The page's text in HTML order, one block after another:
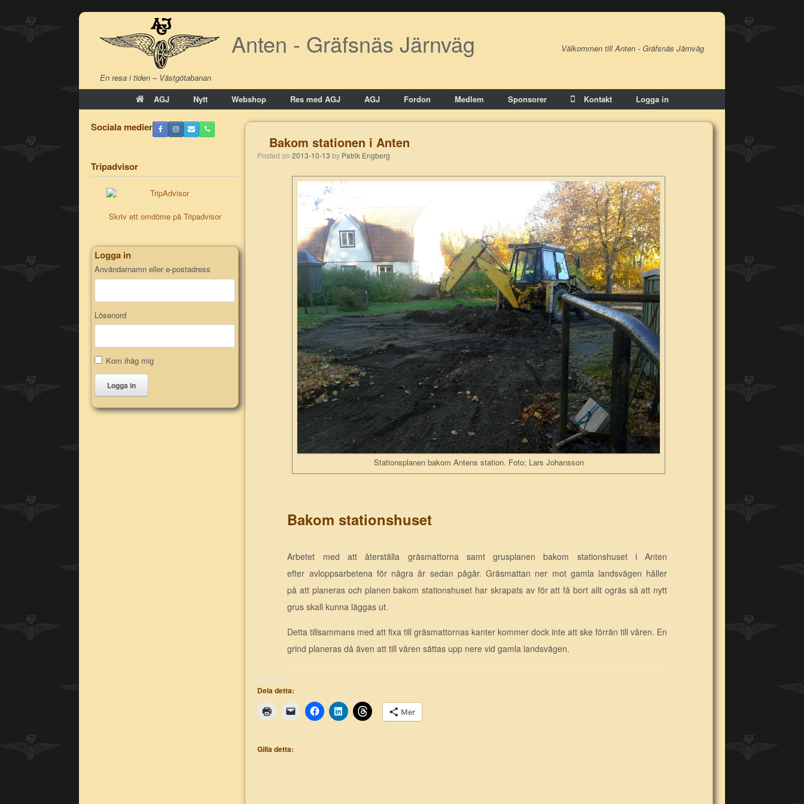
Skip
content
Anten - Gräfsnäs Järnväg
En resa i tiden – Västgötabanan
Välkommen till Anten - Gräfsnäs Järnväg
AGJ Nytt Webshop Res med AGJ AGJ Fordon Medlem Sponsorer Kontakt Logga in
Bakom stationen i Anten
Posted on 2013-10-13 by Patrik Engberg
Stationsplanen bakom Antens station. Foto; Lars Johansson
Bakom stationshuset
Arbetet med att återställa gräsmattorna samt grusplanen bakom stationshuset i Anten
efter avloppsarbetena för några år sedan pågår. Gräsmattan ner mot gamla landsvägen håller
på att planeras och planen bakom stationshuset har skrapats av för att få bort allt ogräs så att nytt
grus skall kunna läggas ut.
Detta tillsammans med att fixa till gräsmattornas kanter kommer dock inte att ske förrän till våren. En
grind planeras då även att till våren sättas upp nere vid gamla landsvägen.
Dela detta:
Mer
Gilla detta:
Sociala medier
Tripadvisor
Skriv ett omdöme på Tripadvisor
Logga in
Användarnamn eller e-postadress
Lösenord
Kom ihåg mig
Logga in